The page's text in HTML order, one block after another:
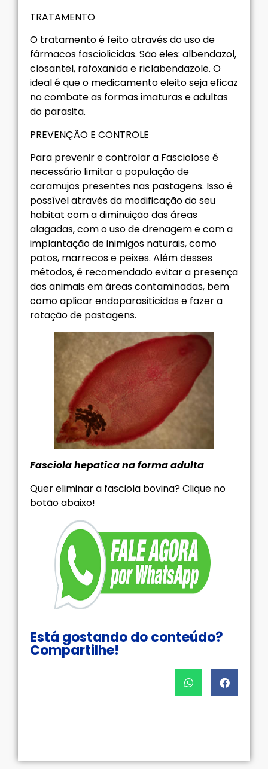
TRATAMENTO
O tratamento é feito através do uso de
fármacos fasciolicidas. São eles: albendazol,
closantel, rafoxanida e riclabendazole. O
ideal é que o medicamento eleito seja eficaz
no combate as formas imaturas e adultas
do parasita.
PREVENÇÃO E CONTROLE
Para prevenir e controlar a Fasciolose é
necessário limitar a população de
caramujos presentes nas pastagens. Isso é
possível através da modificação do seu
habitat com a diminuição das áreas
alagadas, com o uso de drenagem e com a
implantação de inimigos naturais, como
patos, marrecos e peixes. Além desses
métodos, é recomendado evitar a presença
dos animais em áreas contaminadas, bem
como aplicar endoparasiticidas e fazer a
rotação de pastagens.
Fasciola hepatica na forma adulta
Quer eliminar a fasciola bovina? Clique no
botão abaixo!
Está gostando do conteúdo?
Compartilhe!